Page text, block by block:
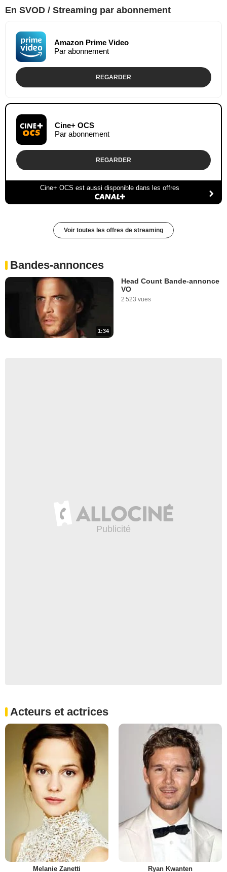
En SVOD / Streaming par abonnement
Amazon Prime Video
Par abonnement
REGARDER
Cine+ OCS
Par abonnement
REGARDER
Cine+ OCS est aussi disponible dans les offres
Voir toutes les offres de streaming
Bandes-annonces
1:34
Head Count Bande-annonce
VO
2 523 vues
Acteurs et actrices
Melanie Zanetti Ryan Kwanten